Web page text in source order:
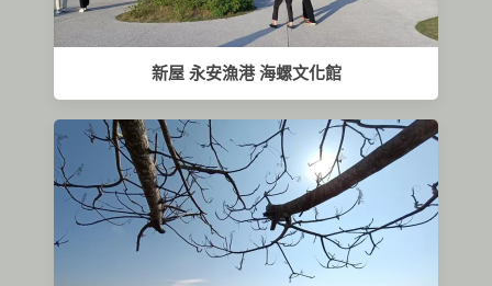
新屋 永安漁港 海螺文化館